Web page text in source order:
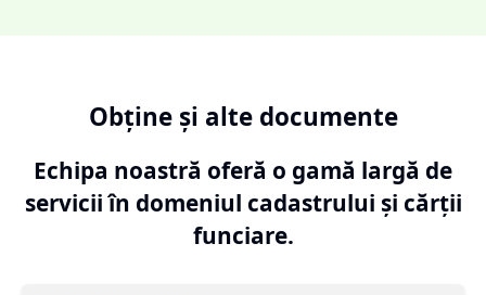
Obține și alte documente
Echipa noastră oferă o gamă largă de
servicii în domeniul cadastrului și cărții
funciare.